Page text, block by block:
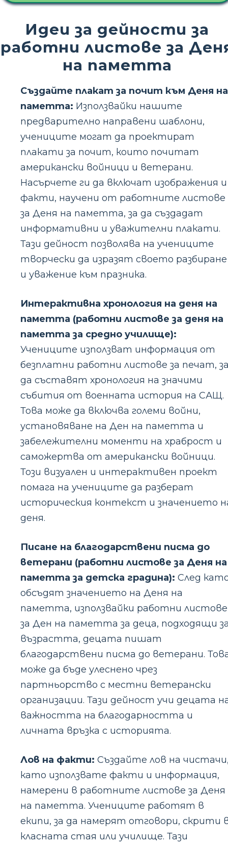
Идеи за дейности за
работни листове за
на паметта
Създайте плакат за почит към Деня на
паметта: Използвайки нашите
предварително направени шаблони,
учениците могат да проектират
плакати за почит, които почитат
американски войници и ветерани.
Насърчете ги да включат изображения и
факти, научени от работните листове
за Деня на паметта, за да създадат
информативни и уважителни плакати.
Тази дейност позволява на учениците
творчески да изразят своето разбиране
и уважение към празника.
Интерактивна хронология на деня на
паметта (работни листове за деня на
паметта за средно училище):
Учениците използват информация от
безплатни работни листове за печат,
да съставят хронология на значими
събития от военната история на САЩ.
Това може да включва големи войни,
установяване на Ден на паметта и
забележителни моменти на храброст и
саможертва от американски войници.
Този визуален и интерактивен проект
помага на учениците да разберат
историческия контекст и значението
деня.
Писане на благодарствени писма до
ветерани (работни листове за Деня на
паметта за детска градина): След
обсъдят значението на Деня на
паметта, използвайки работни листове
за Ден на паметта за деца, подходящи
възрастта, децата пишат
благодарствени писма до ветерани.
може да бъде улеснено чрез
партньорство с местни ветерански
организации. Тази дейност учи децата
важността на благодарността и
личната връзка с историята.
Лов на факти: Създайте лов на
като използвате факти и информация,
намерени в работните листове за Деня
на паметта. Учениците работят в
екипи, за да намерят отговори, скрити
класната стая или училище. Тази